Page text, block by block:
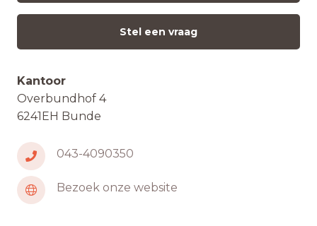
Stel een vraag
Kantoor
Overbundhof 4
6241EH Bunde
043-4090350
Bezoek onze website